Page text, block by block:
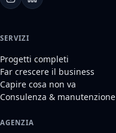
SERVIZI
Progetti completi
Far crescere il business
Capire cosa non va
Consulenza & manutenzione
AGENZIA